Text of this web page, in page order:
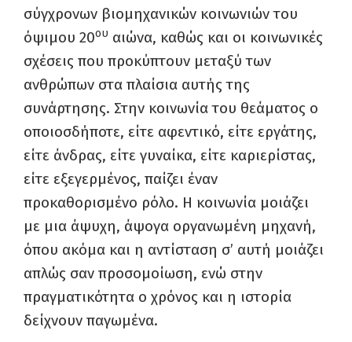
σύγχρονων βιομηχανικών κοινωνιών του
όψιμου 20ου αιώνα, καθώς και οι κοινωνικές
σχέσεις που προκύπτουν μεταξύ των
ανθρώπων στα πλαίσια αυτής της
συνάρτησης. Στην κοινωνία του θεάματος ο
οποιοσδήποτε, είτε αφεντικό, είτε εργάτης,
είτε άνδρας, είτε γυναίκα, είτε καριερίστας,
είτε εξεγερμένος, παίζει έναν
προκαθορισμένο ρόλο. Η κοινωνία μοιάζει
με μια άψυχη, άψογα οργανωμένη μηχανή,
όπου ακόμα και η αντίσταση σ’ αυτή μοιάζει
απλώς σαν προσομοίωση, ενώ στην
πραγματικότητα ο χρόνος και η ιστορία
δείχνουν παγωμένα.